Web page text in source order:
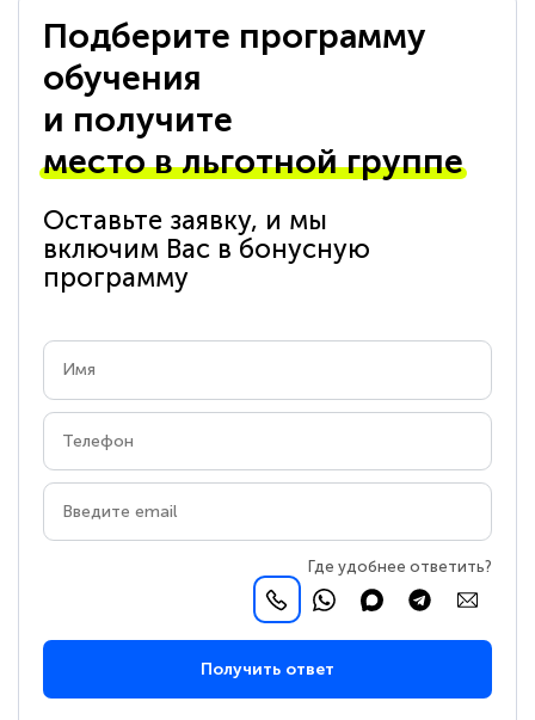
Подберите программу
обучения
и получите
место в льготной группе
Оставьте заявку, и мы
включим Вас в бонусную
программу
Где удобнее ответить?
Получить ответ